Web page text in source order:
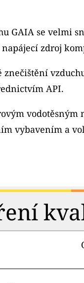
GAIA se velmi
zdroj
API.
vodotěsným
vybavením a